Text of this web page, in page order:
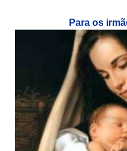
Para os